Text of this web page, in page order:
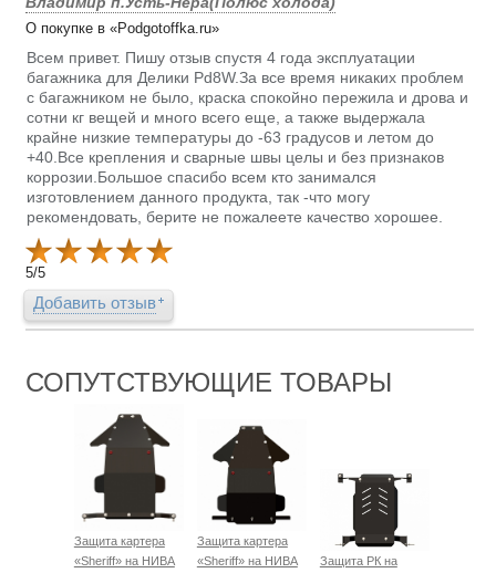
О покупке в «Podgotoffka.ru»
Всем привет. Пишу отзыв спустя 4 года эксплуатации
багажника для Делики Pd8W.За все время никаких проблем
с багажником не было, краска спокойно пережила и дрова и
сотни кг вещей и много всего еще, а также выдержала
крайне низкие температуры до -63 градусов и летом до
+40.Все крепления и сварные швы целы и без признаков
коррозии.Большое спасибо всем кто занимался
изготовлением данного продукта, так -что могу
рекомендовать, берите не пожалеете качество хорошее.
5/5
Добавить отзыв
СОПУТСТВУЮЩИЕ ТОВАРЫ
Защита картера
«Sheriff» на НИВА
Защита картера
«Sheriff» на НИВА
Защита РК на